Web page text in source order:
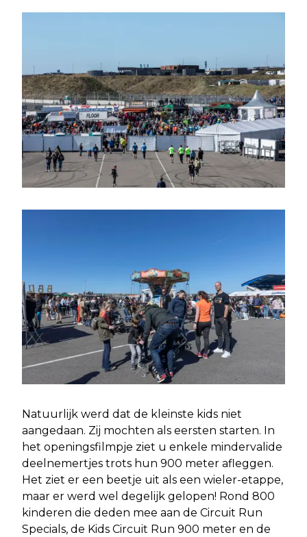
Natuurlijk werd dat de kleinste kids niet
aangedaan. Zij mochten als eersten starten. In
het openingsfilmpje ziet u enkele mindervalide
deelnemertjes trots hun 900 meter afleggen.
Het ziet er een beetje uit als een wieler-etappe,
maar er werd wel degelijk gelopen! Rond 800
kinderen die deden mee aan de Circuit Run
Specials, de Kids Circuit Run 900 meter en de